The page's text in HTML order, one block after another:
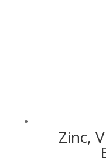
Zinc,